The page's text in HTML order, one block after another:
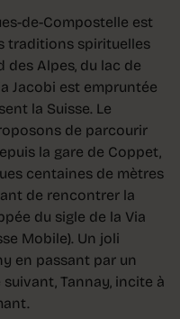
de-Compostelle est
traditions spirituelles
des Alpes, du lac de
Jacobi est empruntée
la Suisse. Le
de parcourir
la gare de Coppet,
centaines de mètres
de rencontrer la
du sigle de la Via
Mobile). Un joli
en passant par un
Tannay, incite à